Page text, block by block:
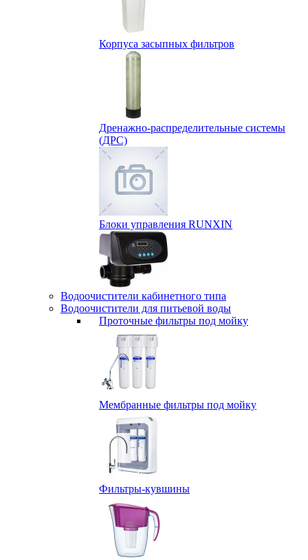
Корпуса засыпных фильтров
Дренажно-распределительные системы
(ДРС)
Блоки управления RUNXIN
Водоочистители кабинетного типа
Водоочистители для питьевой воды
Проточные фильтры под мойку
Мембранные фильтры под мойку
Фильтры-кувшины